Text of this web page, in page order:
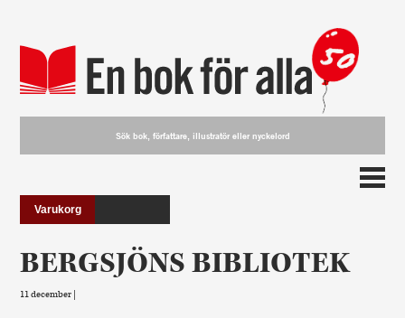
Varukorg
BERGSJÖNS BIBLIOTEK
11 december |